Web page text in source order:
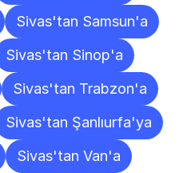
Sivas'tan Samsun'a
Sivas'tan Sinop'a
Sivas'tan Trabzon'a
Sivas'tan Şanlıurfa'ya
Sivas'tan Van'a